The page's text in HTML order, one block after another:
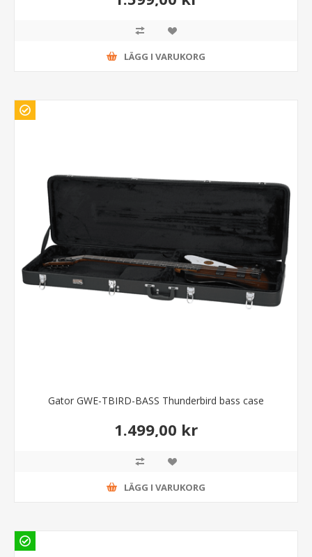
LÄGG I VARUKORG
Gator GWE-TBIRD-BASS Thunderbird bass case
1.499,00 kr
LÄGG I VARUKORG